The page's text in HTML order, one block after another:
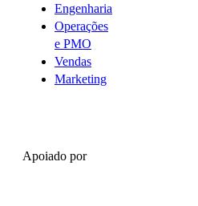
Engenharia
Operações
e PMO
Vendas
Marketing
Apoiado por